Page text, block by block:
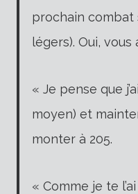
prochain combat
légers). Oui,
« Je pense que
moyen) et
monter à 205.
« Comme je te